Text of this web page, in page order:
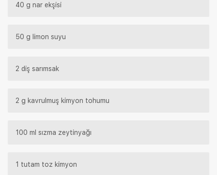
40 g nar ekşisi
50 g limon suyu
2 diş sarımsak
2 g kavrulmuş kimyon tohumu
100 ml sızma zeytinyağı
1 tutam toz kimyon